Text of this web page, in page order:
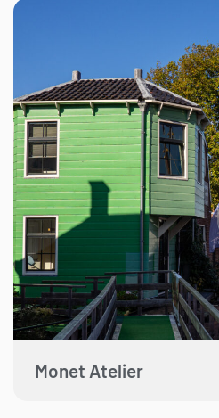
Monet Atelier